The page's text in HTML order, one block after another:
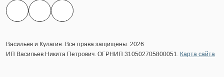
Васильев и Кулагин. Все права защищены. 2026
ИП Васильев Никита Петрович. ОГРНИП 310502705800051. Карта сайта